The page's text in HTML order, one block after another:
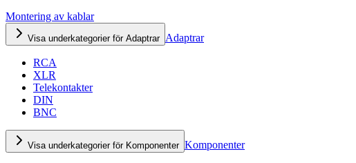
Montering av kablar
Visa underkategorier för Adaptrar Adaptrar
RCA
XLR
Telekontakter
DIN
BNC
Visa underkategorier för Komponenter Komponenter